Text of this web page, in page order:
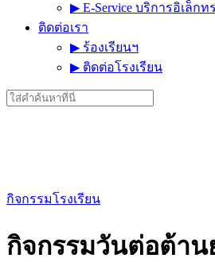
▶︎ E-Service บริการอิเล็ก
ติดต่อเรา
▶︎ ร้องเรียนฯ
▶︎ ติดต่อโรงเรียน
Search
for:
กิจกรรมโรงเรียน
กิจกรรมวันต่อต้าน